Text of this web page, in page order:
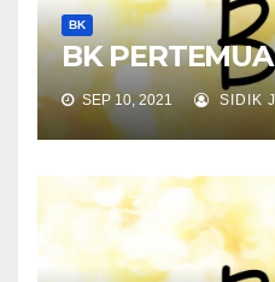
BK
BK
SEP 10, 2021 SIDIK